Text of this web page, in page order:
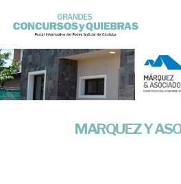
al
contenido
MARQUEZ Y